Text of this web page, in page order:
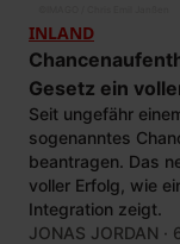
INLAND
Gesetz ein
Seit ungefähr
sogenanntes
beantragen. Das
voller Erfolg, wie
Integration zeigt.
JONAS JORDAN ·